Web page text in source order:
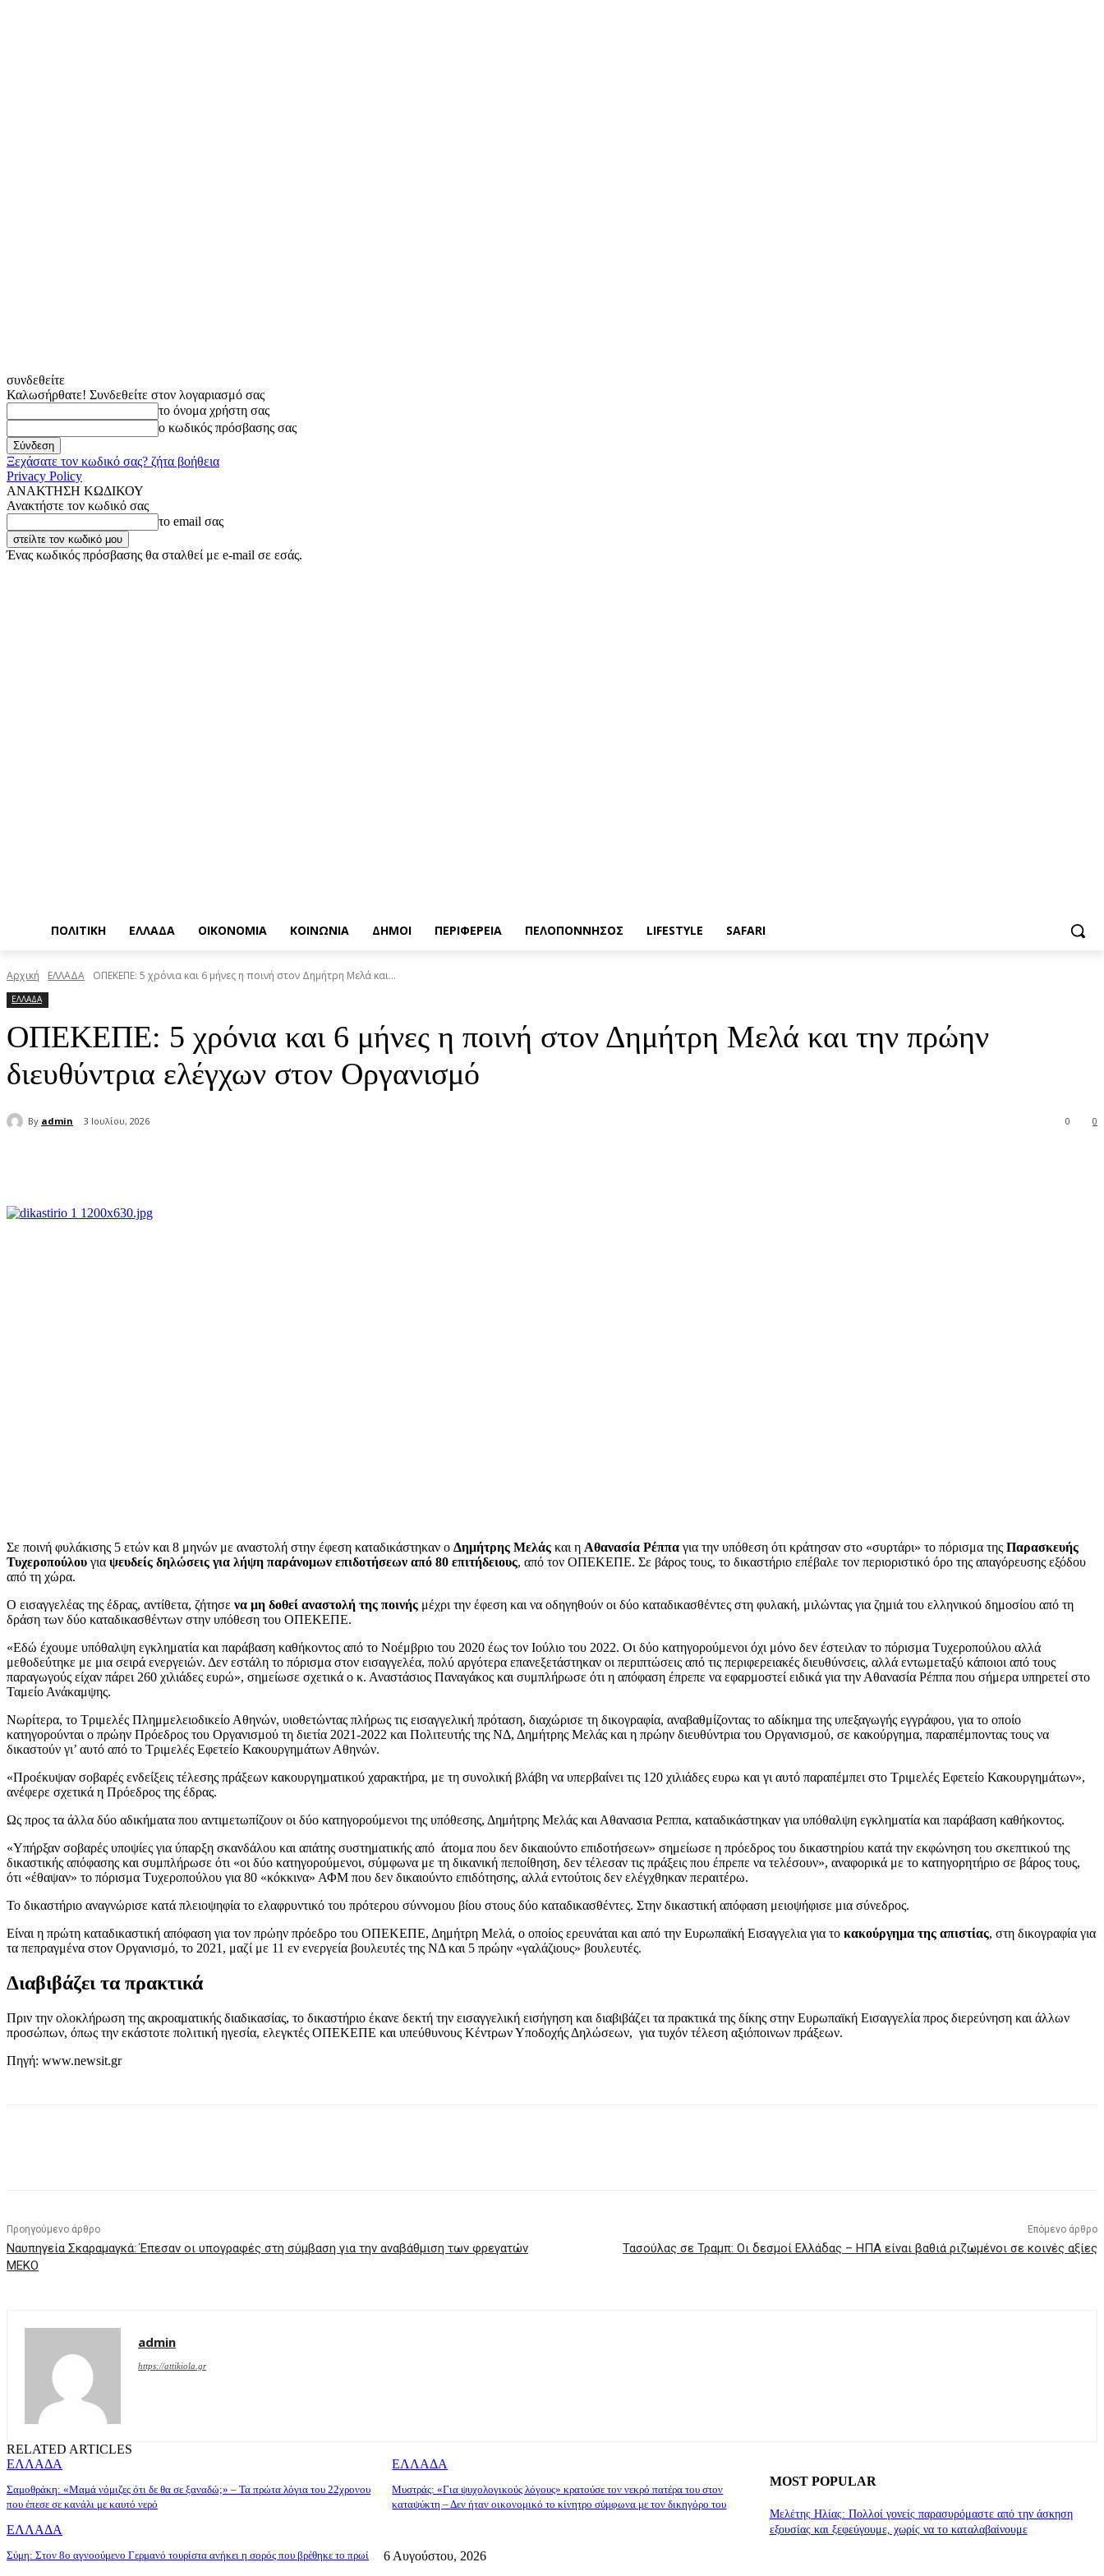
συνδεθείτε
Καλωσήρθατε! Συνδεθείτε στον λογαριασμό σας
το όνομα χρήστη σας
ο κωδικός πρόσβασης σας
Ξεχάσατε τον κωδικό σας? ζήτα βοήθεια
Privacy Policy
ΑΝΑΚΤΗΣΗ ΚΩΔΙΚΟΥ
Ανακτήστε τον κωδικό σας
το email σας
Ένας κωδικός πρόσβασης θα σταλθεί με e-mail σε εσάς.
ΠΟΛΙΤΙΚΗ ΕΛΛΑΔΑ ΟΙΚΟΝΟΜΙΑ ΚΟΙΝΩΝΙΑ ΔΗΜΟΙ ΠΕΡΙΦΕΡΕΙΑ ΠΕΛΟΠΟΝΝΗΣΟΣ LIFESTYLE SAFARI
Αρχική ΕΛΛΑΔΑ ΟΠΕΚΕΠΕ: 5 χρόνια και 6 μήνες η ποινή στον Δημήτρη Μελά και...
ΕΛΛΑΔΑ
ΟΠΕΚΕΠΕ: 5 χρόνια και 6 μήνες η ποινή στον Δημήτρη Μελά και την πρώην
διευθύντρια ελέγχων στον Οργανισμό
By admin 3 Ιουλίου, 2026 0
0
Σε ποινή φυλάκισης 5 ετών και 8 μηνών με αναστολή στην έφεση καταδικάστηκαν ο Δημήτρης Μελάς και η Αθανασία Ρέππα για την υπόθεση ότι κράτησαν στο «συρτάρι» το πόρισμα της Παρασκευής
Τυχεροπούλου για ψευδείς δηλώσεις για λήψη παράνομων επιδοτήσεων από 80 επιτήδειους, από τον ΟΠΕΚΕΠΕ. Σε βάρος τους, το δικαστήριο επέβαλε τον περιοριστικό όρο της απαγόρευσης εξόδου
από τη χώρα.
Ο εισαγγελέας της έδρας, αντίθετα, ζήτησε να μη δοθεί αναστολή της ποινής μέχρι την έφεση και να οδηγηθούν οι δύο καταδικασθέντες στη φυλακή, μιλώντας για ζημιά του ελληνικού δημοσίου από τη
δράση των δύο καταδικασθέντων στην υπόθεση του ΟΠΕΚΕΠΕ.
«Εδώ έχουμε υπόθαλψη εγκληματία και παράβαση καθήκοντος από το Νοέμβριο του 2020 έως τον Ιούλιο του 2022. Οι δύο κατηγορούμενοι όχι μόνο δεν έστειλαν το πόρισμα Τυχεροπούλου αλλά
μεθοδεύτηκε με μια σειρά ενεργειών. Δεν εστάλη το πόρισμα στον εισαγγελέα, πολύ αργότερα επανεξετάστηκαν οι περιπτώσεις από τις περιφερειακές διευθύνσεις, αλλά εντωμεταξύ κάποιοι από τους
παραγωγούς είχαν πάρει 260 χιλιάδες ευρώ», σημείωσε σχετικά ο κ. Αναστάσιος Παναγάκος και συμπλήρωσε ότι η απόφαση έπρεπε να εφαρμοστεί ειδικά για την Αθανασία Ρέππα που σήμερα υπηρετεί στο
Ταμείο Ανάκαμψης.
Νωρίτερα, το Τριμελές Πλημμελειοδικείο Αθηνών, υιοθετώντας πλήρως τις εισαγγελική πρόταση, διαχώρισε τη δικογραφία, αναβαθμίζοντας το αδίκημα της υπεξαγωγής εγγράφου, για το οποίο
κατηγορούνται ο πρώην Πρόεδρος του Οργανισμού τη διετία 2021-2022 και Πολιτευτής της ΝΔ, Δημήτρης Μελάς και η πρώην διευθύντρια του Οργανισμού, σε κακούργημα, παραπέμποντας τους να
δικαστούν γι’ αυτό από το Τριμελές Εφετείο Κακουργημάτων Αθηνών.
«Προέκυψαν σοβαρές ενδείξεις τέλεσης πράξεων κακουργηματικού χαρακτήρα, με τη συνολική βλάβη να υπερβαίνει τις 120 χιλιάδες ευρω και γι αυτό παραπέμπει στο Τριμελές Εφετείο Κακουργημάτων»,
ανέφερε σχετικά η Πρόεδρος της έδρας.
Ως προς τα άλλα δύο αδικήματα που αντιμετωπίζουν οι δύο κατηγορούμενοι της υπόθεσης, Δημήτρης Μελάς και Αθανασια Ρεππα, καταδικάστηκαν για υπόθαλψη εγκληματία και παράβαση καθήκοντος.
«Υπήρξαν σοβαρές υποψίες για ύπαρξη σκανδάλου και απάτης συστηματικής από άτομα που δεν δικαιούντο επιδοτήσεων» σημείωσε η πρόεδρος του δικαστηρίου κατά την εκφώνηση του σκεπτικού της
δικαστικής απόφασης και συμπλήρωσε ότι «οι δύο κατηγορούμενοι, σύμφωνα με τη δικανική πεποίθηση, δεν τέλεσαν τις πράξεις που έπρεπε να τελέσουν», αναφορικά με το κατηγορητήριο σε βάρος τους,
ότι «έθαψαν» το πόρισμα Τυχεροπούλου για 80 «κόκκινα» ΑΦΜ που δεν δικαιούντο επιδότησης, αλλά εντούτοις δεν ελέγχθηκαν περαιτέρω.
Το δικαστήριο αναγνώρισε κατά πλειοψηφία το ελαφρυντικό του πρότερου σύννομου βίου στους δύο καταδικασθέντες. Στην δικαστική απόφαση μειοψήφισε μια σύνεδρος.
Είναι η πρώτη καταδικαστική απόφαση για τον πρώην πρόεδρο του ΟΠΕΚΕΠΕ, Δημήτρη Μελά, ο οποίος ερευνάται και από την Ευρωπαϊκή Εισαγγελια για το κακούργημα της απιστίας, στη δικογραφία για
τα πεπραγμένα στον Οργανισμό, το 2021, μαζί με 11 εν ενεργεία βουλευτές της ΝΔ και 5 πρώην «γαλάζιους» βουλευτές.
Διαβιβάζει τα πρακτικά
Πριν την ολοκλήρωση της ακροαματικής διαδικασίας, το δικαστήριο έκανε δεκτή την εισαγγελική εισήγηση και διαβιβάζει τα πρακτικά της δίκης στην Ευρωπαϊκή Εισαγγελία προς διερεύνηση και άλλων
προσώπων, όπως την εκάστοτε πολιτική ηγεσία, ελεγκτές ΟΠΕΚΕΠΕ και υπεύθυνους Κέντρων Υποδοχής Δηλώσεων, για τυχόν τέλεση αξιόποινων πράξεων.
Πηγή: www.newsit.gr
Προηγούμενο άρθρο
Ναυπηγεία Σκαραμαγκά: Έπεσαν οι υπογραφές στη σύμβαση για την αναβάθμιση των φρεγατών
ΜΕΚΟ
Επόμενο άρθρο
Τασούλας σε Τραμπ: Οι δεσμοί Ελλάδας – ΗΠΑ είναι βαθιά ριζωμένοι σε κοινές αξίες
admin
https://attikiola.gr
RELATED ARTICLES
ΕΛΛΑΔΑ
Σαμοθράκη: «Μαμά νόμιζες ότι δε θα σε ξαναδώ;» – Τα πρώτα λόγια του 22χρονου
που έπεσε σε κανάλι με καυτό νερό
ΕΛΛΑΔΑ
Μυστράς: «Για ψυχολογικούς λόγους» κρατούσε τον νεκρό πατέρα του στον
καταψύκτη – Δεν ήταν οικονομικό το κίνητρο σύμφωνα με τον δικηγόρο του
ΕΛΛΑΔΑ
Σύμη: Στον 8ο αγνοούμενο Γερμανό τουρίστα ανήκει η σορός που βρέθηκε το πρωί
MOST POPULAR
Μελέτης Ηλίας: Πολλοί γονείς παρασυρόμαστε από την άσκηση
εξουσίας και ξεφεύγουμε, χωρίς να το καταλαβαίνουμε
6 Αυγούστου, 2026